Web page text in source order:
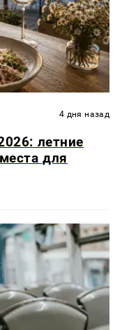
4 дня назад
летние
для